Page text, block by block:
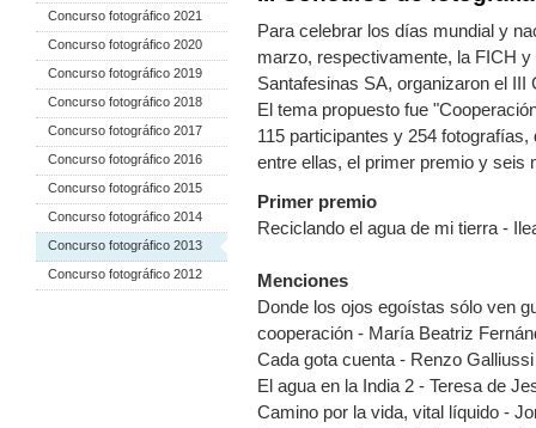
Concurso fotográfico 2021
Concurso fotográfico 2020
Concurso fotográfico 2019
Concurso fotográfico 2018
Concurso fotográfico 2017
Concurso fotográfico 2016
Concurso fotográfico 2015
Concurso fotográfico 2014
Concurso fotográfico 2013
Concurso fotográfico 2012
Para celebrar los días mundial y
marzo, respectivamente, la FICH
Santafesinas SA, organizaron el
El tema propuesto fue
115 participantes y 254
entre ellas, el primer premio y seis
Primer premio
Reciclando el agua de mi tierra -
Menciones
Donde los ojos egoístas sólo ven
cooperación - María Beatriz
Cada gota cuenta - Renzo Galliussi
El agua en la India 2 - Teresa de
Camino por la vida, vital líquido -